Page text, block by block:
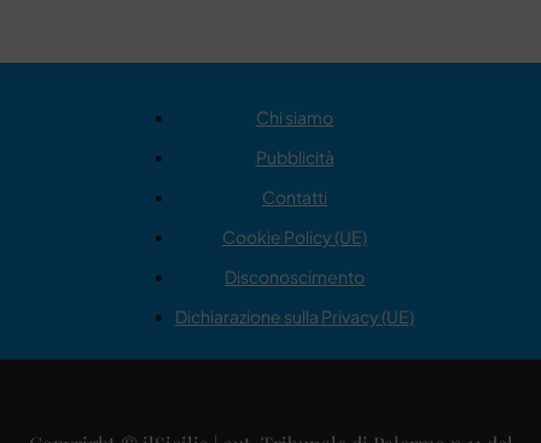
Chi siamo
Pubblicità
Contatti
Cookie Policy (UE)
Disconoscimento
Dichiarazione sulla Privacy (UE)